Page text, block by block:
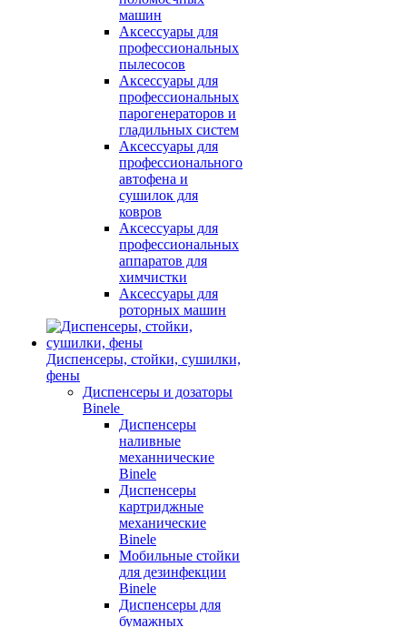
машин
Аксессуары для
профессиональных
пылесосов
Аксессуары для
профессиональных
парогенераторов и
гладильных систем
Аксессуары для
профессионального
автофена и
сушилок для
ковров
Аксессуары для
профессиональных
аппаратов для
химчистки
Аксессуары для
роторных машин
Диспенсеры, стойки, сушилки,
фены
Диспенсеры и дозаторы
Binele
Диспенсеры
наливные
механнические
Binele
Диспенсеры
картриджные
механические
Binele
Мобильные стойки
для дезинфекции
Binele
Диспенсеры для
бумажных